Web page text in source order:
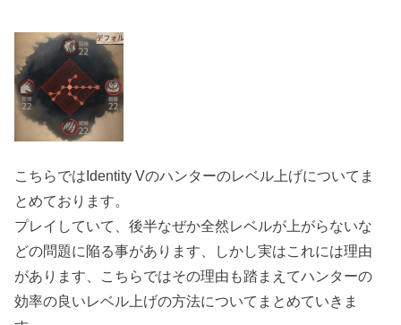
こちらではIdentity Vのハンターのレベル上げについてま
とめております。
プレイしていて、後半なぜか全然レベルが上がらないな
どの問題に陥る事があります、しかし実はこれには理由
があります、こちらではその理由も踏まえてハンターの
効率の良いレベル上げの方法についてまとめていきま